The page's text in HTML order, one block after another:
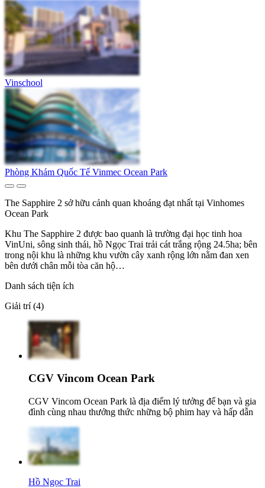
Vinschool
Phòng Khám Quốc Tế Vinmec Ocean Park
The Sapphire 2 sở hữu cảnh quan khoáng đạt nhất tại Vinhomes
Ocean Park
Khu The Sapphire 2 được bao quanh là trường đại học tinh hoa
VinUni, sông sinh thái, hồ Ngọc Trai trải cát trắng rộng 24.5ha; bên
trong nội khu là những khu vườn cây xanh rộng lớn nằm đan xen
bên dưới chân mỗi tòa căn hộ…
Danh sách tiện ích
Giải trí (4)
CGV Vincom Ocean Park
CGV Vincom Ocean Park là địa điểm lý tưởng để bạn và gia
đình cùng nhau thưởng thức những bộ phim hay và hấp dẫn
Hồ Ngọc Trai